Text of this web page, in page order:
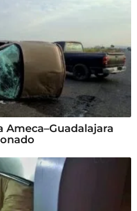
Ameca–Guadalajara